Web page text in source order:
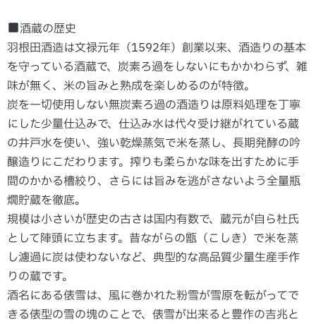
酒蔵の歴史
羽根田酒造は文禄元年（1592年）創業以来、酒造りの基本
を守っている酒蔵で、炭素ろ過をしないにもかかわらず、雑
味が無く、米の旨みと熟成を楽しめるのが特徴。
炭を一切使用しない無炭素ろ過の酒造りは原料処理を丁寧
にした少量仕込みで、仕込み水は代々受け継がれている蔵
の井戸水を使い、強い乾燥蒸気で米を蒸し、長期発酵の吟
醸造りにこだわります。搾りも柔らかな味を出すために手
間のかかる槽絞り、さらには旨みを逃がさないよう全量瓶
燗貯蔵を徹底。
規模は小さいが歴史の古さは国内有数で、蔵元が自ら杜氏
として陣頭に立ちます。昔ながらの甑（こしき）で米を蒸
し濾過に炭は使わないなど、典型的な高品質少量生産手作
りの蔵です。
酒名にある俵雪は、風に巻かれた粉雪が雪原を転がってで
きる俵型の雪の塊のことで、俵雪が出来ると豊作の吉兆と